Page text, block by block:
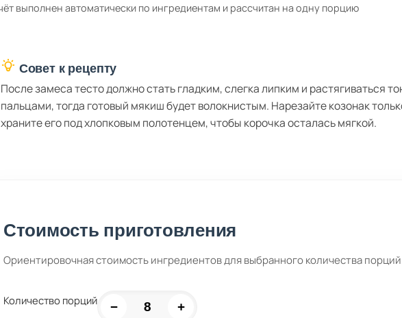
выполнен автоматически по ингредиентам и рассчитан на одну порцию
Совет к рецепту
После замеса тесто должно стать гладким, слегка липким и растягиваться
пальцами, тогда готовый мякиш будет волокнистым. Нарезайте козонак
храните его под хлопковым полотенцем, чтобы корочка осталась мягкой.
Стоимость приготовления
Ориентировочная стоимость ингредиентов для выбранного количества
Количество порций − +